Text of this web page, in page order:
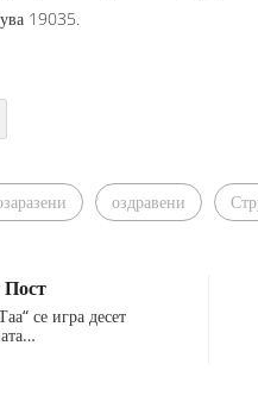
19035.
оздравени
Пост
се игра десет